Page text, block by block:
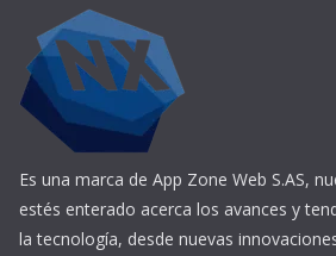
Es una marca de App Zone Web S.AS,
estés enterado acerca los avances y
la tecnología, desde nuevas